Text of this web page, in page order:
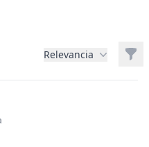
Relevancia